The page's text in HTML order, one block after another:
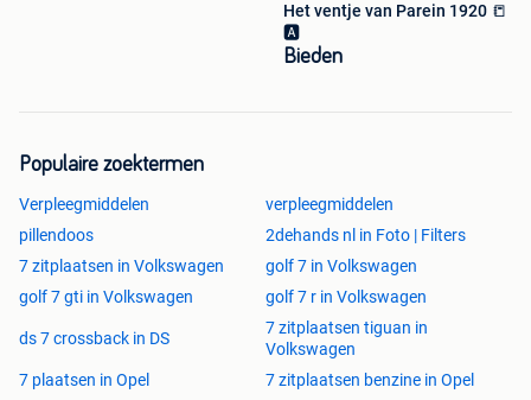
Het ventje van Parein 1920 📒
🅰️
Bieden
Populaire zoektermen
Verpleegmiddelen
verpleegmiddelen
pillendoos
2dehands nl in Foto | Filters
7 zitplaatsen in Volkswagen
golf 7 in Volkswagen
golf 7 gti in Volkswagen
golf 7 r in Volkswagen
ds 7 crossback in DS
7 zitplaatsen tiguan in
Volkswagen
7 plaatsen in Opel
7 zitplaatsen benzine in Opel